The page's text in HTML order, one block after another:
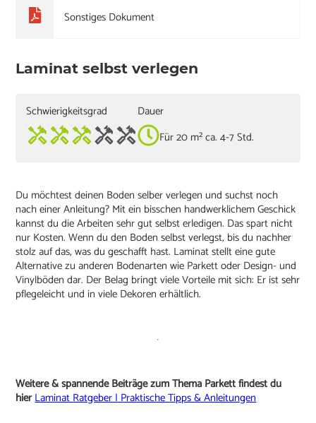
Sonstiges Dokument
Laminat selbst verlegen
Schwierigkeitsgrad
Dauer
Für 20 m² ca. 4-7 Std.
Du möchtest deinen Boden selber verlegen und suchst noch
nach einer Anleitung? Mit ein bisschen handwerklichem Geschick
kannst du die Arbeiten sehr gut selbst erledigen. Das spart nicht
nur Kosten. Wenn du den Boden selbst verlegst, bis du nachher
stolz auf das, was du geschafft hast. Laminat stellt eine gute
Alternative zu anderen Bodenarten wie Parkett oder Design- und
Vinylböden dar. Der Belag bringt viele Vorteile mit sich: Er ist sehr
pflegeleicht und in viele Dekoren erhältlich.
Weitere & spannende Beiträge zum Thema Parkett findest du
hierLaminat Ratgeber | Praktische Tipps & Anleitungen